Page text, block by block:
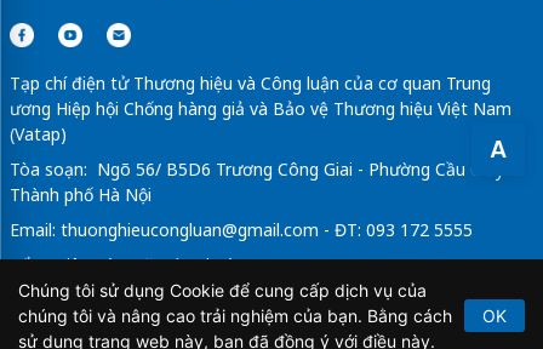
A
Tạp chí điện tử Thương hiệu và Công luận của cơ quan Trung
ương Hiệp hội Chống hàng giả và Bảo vệ Thương hiệu Việt Nam
(Vatap)
Tòa soạn: Ngõ 56/ B5D6 Trương Công Giai - Phường Cầu Giấy -
Thành phố Hà Nội
Email: thuonghieucongluan@gmail.com - ĐT: 093 172 5555
Tổng Biên Tập: Vũ Đức Thuận
Giấy phép hoạt động báo chí điện tử số 64/GP-BTTTT do Bộ
Thông tin và Truyền thông cấp ngày 21/2/2020.
Chúng tôi sử dụng Cookie để cung cấp dịch vụ của
chúng tôi và nâng cao trải nghiệm của bạn. Bằng cách
sử dụng trang web này, bạn đã đồng ý với điều này.
OK